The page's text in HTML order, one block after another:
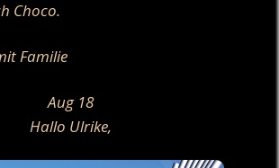
Choco.
Familie
Aug 18
Hallo Ulrike,